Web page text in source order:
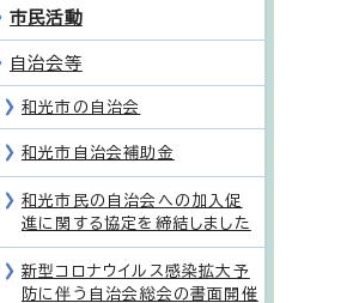
市民活動
自治会等
和光市の自治会
和光市自治会補助金
和光市民の自治会への加入促
進に関する協定を締結しました
新型コロナウイルス感染拡大予
防に伴う自治会総会の書面開催